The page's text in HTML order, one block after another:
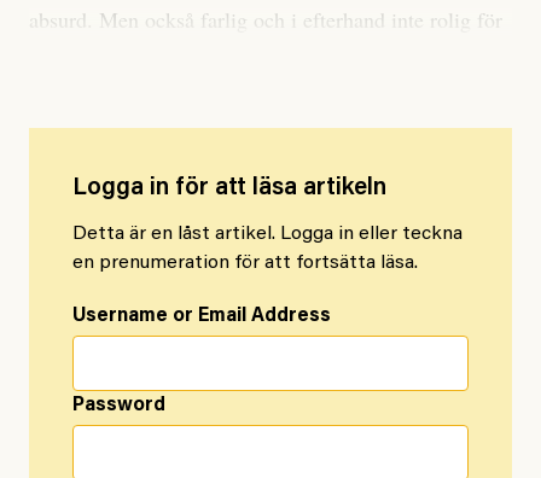
absurd. Men också farlig och i efterhand inte rolig för
Logga in för att läsa artikeln
Detta är en låst artikel. Logga in eller teckna
en prenumeration för att fortsätta läsa.
Username or Email Address
Password